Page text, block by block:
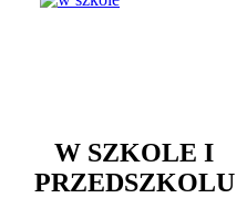
W SZKOLE I
PRZEDSZKOLU